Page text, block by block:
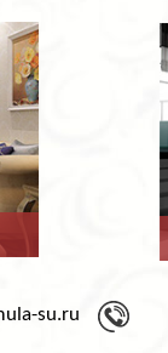
su.ru